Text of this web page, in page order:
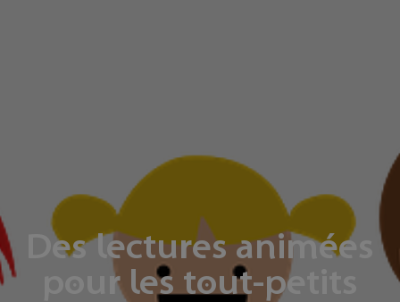
Des lectures animées
pour les tout-petits